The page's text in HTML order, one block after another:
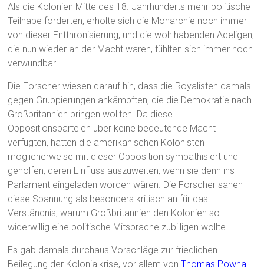
Als die Kolonien Mitte des 18. Jahrhunderts mehr politische
Teilhabe forderten, erholte sich die Monarchie noch immer
von dieser Entthronisierung, und die wohlhabenden Adeligen,
die nun wieder an der Macht waren, fühlten sich immer noch
verwundbar.
Die Forscher wiesen darauf hin, dass die Royalisten damals
gegen Gruppierungen ankämpften, die die Demokratie nach
Großbritannien bringen wollten. Da diese
Oppositionsparteien über keine bedeutende Macht
verfügten, hätten die amerikanischen Kolonisten
möglicherweise mit dieser Opposition sympathisiert und
geholfen, deren Einfluss auszuweiten, wenn sie denn ins
Parlament eingeladen worden wären. Die Forscher sahen
diese Spannung als besonders kritisch an für das
Verständnis, warum Großbritannien den Kolonien so
widerwillig eine politische Mitsprache zubilligen wollte.
Es gab damals durchaus Vorschläge zur friedlichen
Beilegung der Kolonialkrise, vor allem vonThomas Pownall